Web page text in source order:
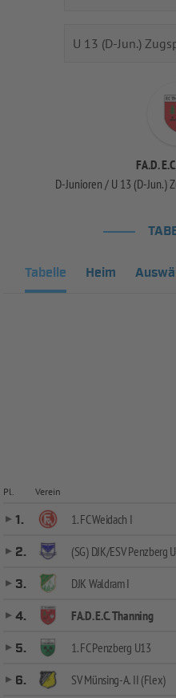
FA.D.
D-Junioren / U 13 (D-Jun.)
Tabelle Heim
Pl. Verein
1. 1. FC Weidach I
2.
(SG) DJK/ESV Penzberg
3.
DJK Waldram I
4.
FA.D. E.C. Thanning
5.
1. FC Penzberg U13
6.
SV Münsing-A. II (Flex)